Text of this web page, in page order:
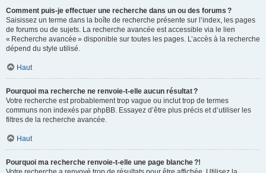
Comment puis-je effectuer une recherche dans un ou des forums ?
Saisissez un terme dans la boîte de recherche présente sur l’index, les pages
de forums ou de sujets. La recherche avancée est accessible via le lien
« Recherche avancée » disponible sur toutes les pages. L’accès à la recherche
dépend du style utilisé.
Haut
Pourquoi ma recherche ne renvoie-t-elle aucun résultat ?
Votre recherche est probablement trop vague ou inclut trop de termes
communs non indexés par phpBB. Essayez d’être plus précis et d’utiliser les
filtres de la recherche avancée.
Haut
Pourquoi ma recherche renvoie-t-elle une page blanche ?!